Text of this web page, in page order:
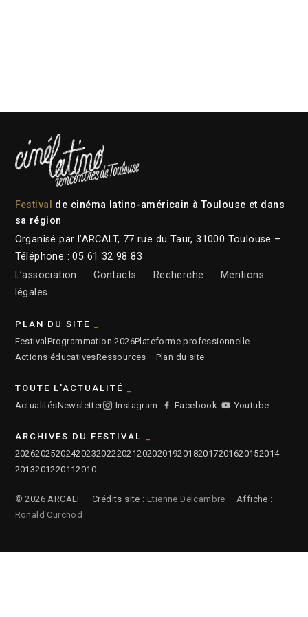
Festival
de cinéma latino-américain à Toulouse et dans
sa région
Organisé par l’ARCALT, 77 rue du Taur, 31000 Toulouse –
Téléphone : 05 61 32 98 83
L’association
Contacts Recherche
Mentions
légales
PLAN DU SITE
FestivalProgrammation 2026Plateforme professionnelle
Actions éducativesRessources— Plan du site
TOUTE L'ACTUALITÉ
ActualitésNewsletter Instagram Facebook Youtube
ARCHIVES DU FESTIVAL
2026202520242023202220212020201920182017201620152014
2013201220112010
© 2026 ARCALT – Crédits site : Etienne Delcambre – Affiche :
Ronald Curchod